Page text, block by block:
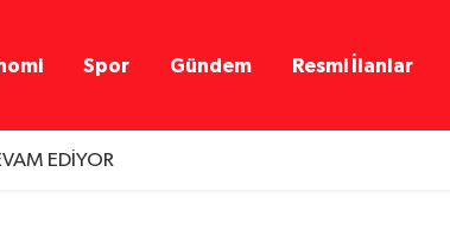
Spor Gündem Resmi İlanlar
EDİYOR